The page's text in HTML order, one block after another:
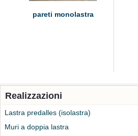
pareti monolastra
Realizzazioni
Lastra predalles (isolastra)
Muri a doppia lastra